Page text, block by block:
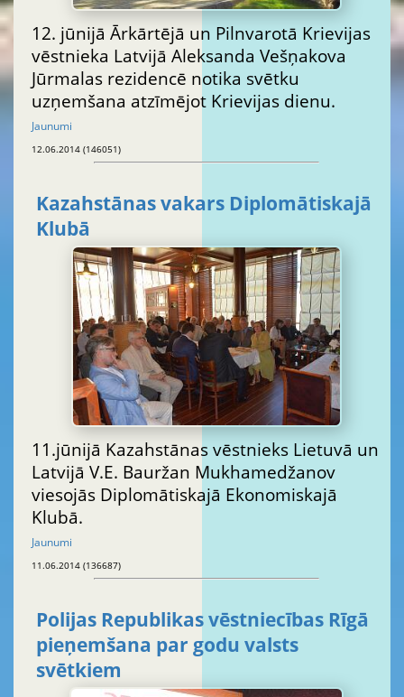
12. jūnijā Ārkārtējā un Pilnvarotā Krievijas
vēstnieka Latvijā Aleksanda Vešņakova
Jūrmalas rezidencē notika svētku
uzņemšana atzīmējot Krievijas dienu.
Jaunumi
12.06.2014 (146051)
Kazahstānas vakars Diplomātiskajā
Klubā
11.jūnijā Kazahstānas vēstnieks Lietuvā un
Latvijā V.E. Bauržan Mukhamedžanov
viesojās Diplomātiskajā Ekonomiskajā
Klubā.
Jaunumi
11.06.2014 (136687)
Polijas Republikas vēstniecības Rīgā
pieņemšana par godu valsts
svētkiem